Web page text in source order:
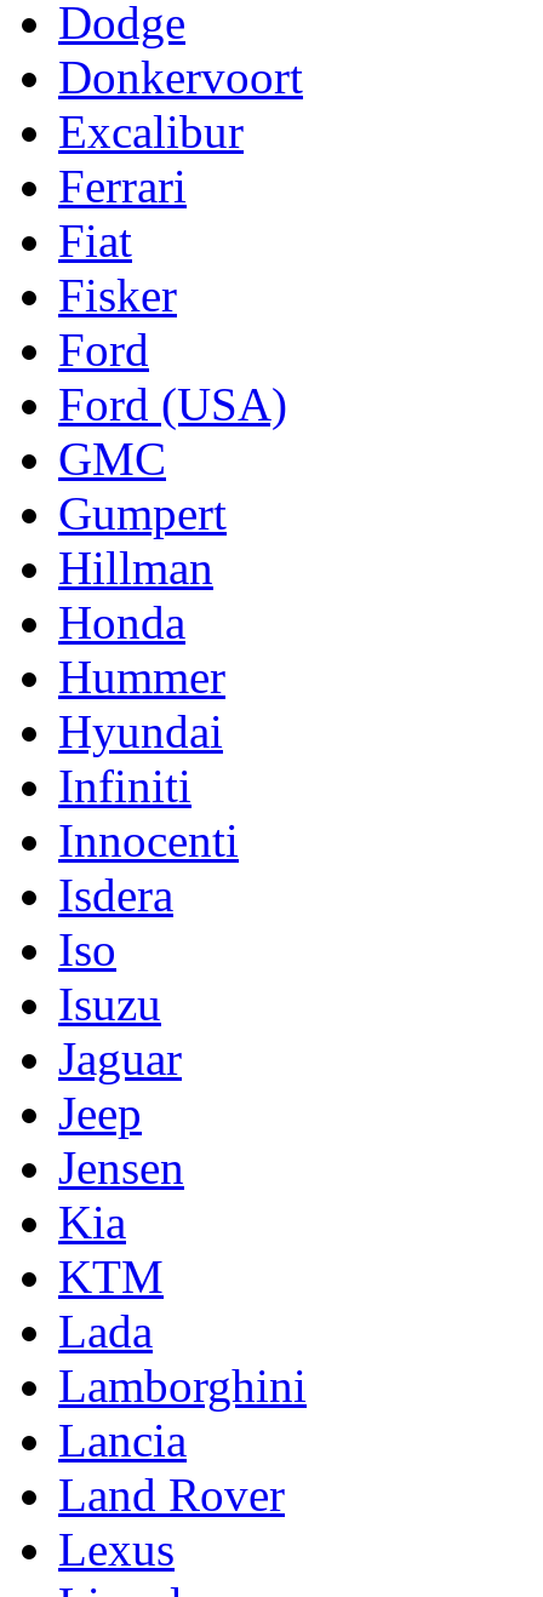
Dodge
Donkervoort
Excalibur
Ferrari
Fiat
Fisker
Ford
Ford (USA)
GMC
Gumpert
Hillman
Honda
Hummer
Hyundai
Infiniti
Innocenti
Isdera
Iso
Isuzu
Jaguar
Jeep
Jensen
Kia
KTM
Lada
Lamborghini
Lancia
Land Rover
Lexus